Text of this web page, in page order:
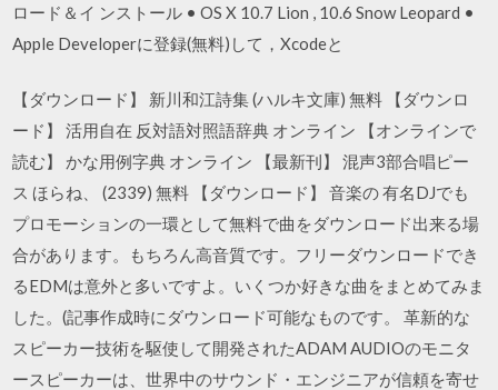
ロード＆イ ンストール • OS X 10.7 Lion , 10.6 Snow Leopard •
Apple Developerに登録(無料)して，Xcodeと
【ダウンロード】 新川和江詩集 (ハルキ文庫) 無料 【ダウンロ
ード】 活用自在 反対語対照語辞典 オンライン 【オンラインで
読む】 かな用例字典 オンライン 【最新刊】 混声3部合唱ピー
ス ほらね、 (2339) 無料 【ダウンロード】 音楽の 有名DJでも
プロモーションの一環として無料で曲をダウンロード出来る場
合があります。もちろん高音質です。フリーダウンロードでき
るEDMは意外と多いですよ。いくつか好きな曲をまとめてみま
した。(記事作成時にダウンロード可能なものです。 革新的な
スピーカー技術を駆使して開発されたADAM AUDIOのモニタ
ースピーカーは、世界中のサウンド・エンジニアが信頼を寄せ